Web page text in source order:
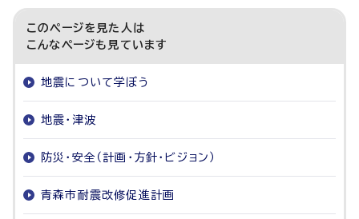
このページを見た人は
こんなページも見ています
地震について学ぼう
地震・津波
防災・安全（計画・方針・ビジョン）
青森市耐震改修促進計画